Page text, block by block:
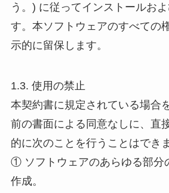
う。) に従ってインストールお
す。本ソフトウェアのすべての
示的に留保します。
1.3. 使用の禁止
本契約書に規定されている場合
前の書面による同意なしに、直
的に次のことを行うことはでき
① ソフトウェアのあらゆる部分
作成。